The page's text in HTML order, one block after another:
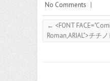
No Comments |
← <FONT
Roman,ARIAL">チチ